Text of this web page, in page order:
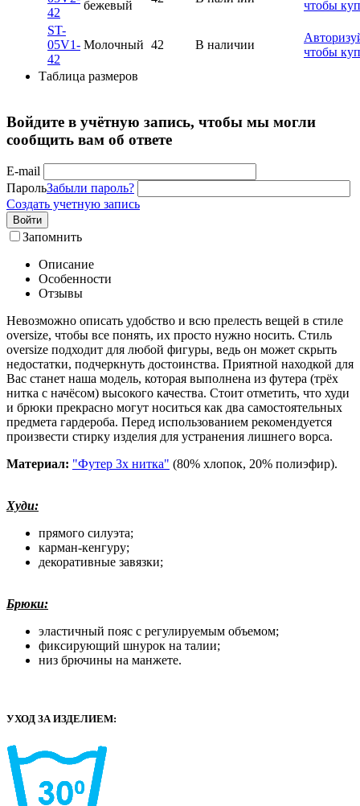
42
бежевый
чтобы
ST-
05V1-
42
Молочный 42 В наличии
чтобы
Таблица размеров
Войдите в учётную запись, чтобы мы могли
сообщить вам об ответе
E-mail
ПарольЗабыли пароль?
Создать учетную запись
Войти
Запомнить
Описание
Особенности
Отзывы
Невозможно описать удобство и всю прелесть вещей в стиле
oversize, чтобы все понять, их просто нужно носить. Стиль
oversize подходит для любой фигуры, ведь он может скрыть
недостатки, подчеркнуть достоинства. Приятной находкой для
Вас станет наша модель, которая выполнена из футера (трёх
нитка с начёсом) высокого качества. Стоит отметить, что худи
и брюки прекрасно могут носиться как два самостоятельных
предмета гардероба. Перед использованием рекомендуется
произвести стирку изделия для устранения лишнего ворса.
Материал: "Футер 3х нитка" (80% хлопок, 20% полиэфир).
Худи:
прямого силуэта;
карман-кенгуру;
декоративные завязки;
Брюки:
эластичный пояс с регулируемым объемом;
фиксирующий шнурок на талии;
низ брючины на манжете.
УХОД ЗА ИЗДЕЛИЕМ: